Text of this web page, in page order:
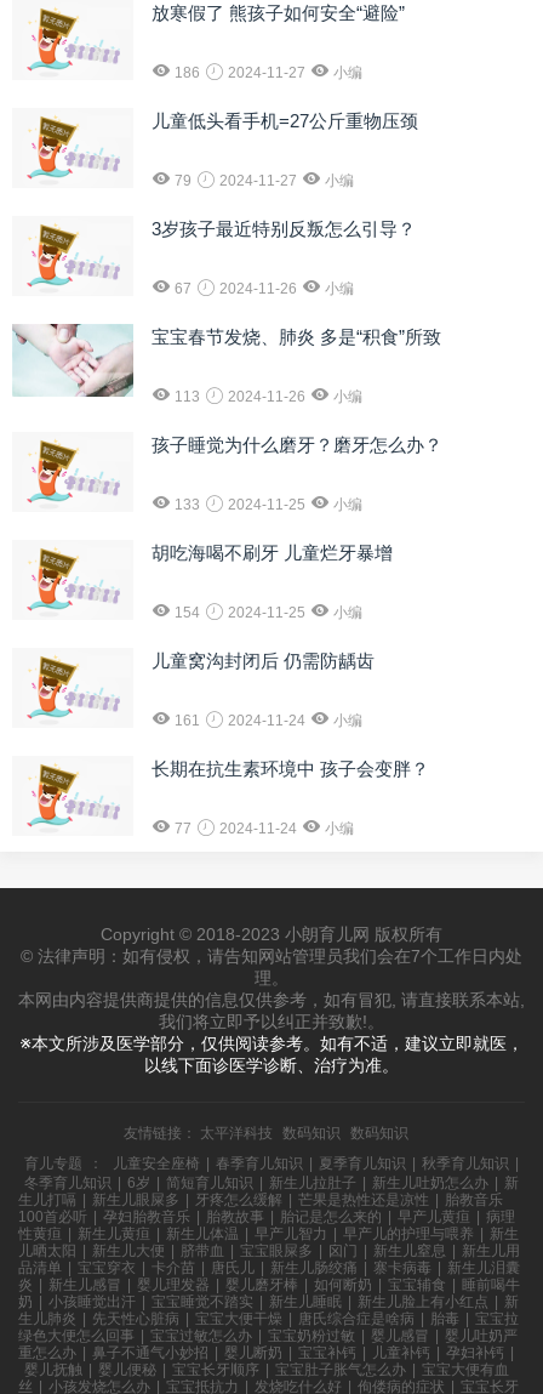
放寒假了 熊孩子如何安全“避险”
186 2024-11-27 小编
儿童低头看手机=27公斤重物压颈
79 2024-11-27 小编
3岁孩子最近特别反叛怎么引导？
67 2024-11-26 小编
宝宝春节发烧、肺炎 多是“积食”所致
113 2024-11-26 小编
孩子睡觉为什么磨牙？磨牙怎么办？
133 2024-11-25 小编
胡吃海喝不刷牙 儿童烂牙暴增
154 2024-11-25 小编
儿童窝沟封闭后 仍需防龋齿
161 2024-11-24 小编
长期在抗生素环境中 孩子会变胖？
77 2024-11-24 小编
Copyright © 2018-2023 小朗育儿网 版权所有
© 法律声明：如有侵权，请告知网站管理员我们会在7个工作日内处
理。
本网由内容提供商提供的信息仅供参考，如有冒犯, 请直接联系本站,
我们将立即予以纠正并致歉!。
※本文所涉及医学部分，仅供阅读参考。如有不适，建议立即就医，
以线下面诊医学诊断、治疗为准。
友情链接： 太平洋科技 数码知识
数码知识
育儿专题
： 儿童安全座椅 春季育儿知识 夏季育儿知识 秋季育儿知识
冬季育儿知识
6岁 简短育儿知识 新生儿拉肚子 新生儿吐奶怎么办
新
生儿打嗝
新生儿眼屎多 牙疼怎么缓解 芒果是热性还是凉性
胎教音乐
100首必听
孕妇胎教音乐 胎教故事 胎记是怎么来的 早产儿黄疸
病理
性黄疸
新生儿黄疸 新生儿体温 早产儿智力 早产儿的护理与喂养
新生
儿晒太阳
新生儿大便 脐带血 宝宝眼屎多 囟门 新生儿窒息
新生儿用
品清单
宝宝穿衣 卡介苗 唐氏儿 新生儿肠绞痛 寨卡病毒
新生儿泪囊
炎
新生儿感冒 婴儿理发器 婴儿磨牙棒 如何断奶 宝宝辅食
睡前喝牛
奶
小孩睡觉出汗 宝宝睡觉不踏实 新生儿睡眠 新生儿脸上有小红点
新
生儿肺炎
先天性心脏病 宝宝大便干燥 唐氏综合症是啥病 胎毒
宝宝拉
绿色大便怎么回事
宝宝过敏怎么办 宝宝奶粉过敏 婴儿感冒
婴儿吐奶严
重怎么办
鼻子不通气小妙招 婴儿断奶 宝宝补钙 儿童补钙 孕妇补钙
婴儿抚触
婴儿便秘 宝宝长牙顺序 宝宝肚子胀气怎么办
宝宝大便有血
丝
小孩发烧怎么办 宝宝抵抗力 发烧吃什么好 佝偻病的症状 宝宝长牙